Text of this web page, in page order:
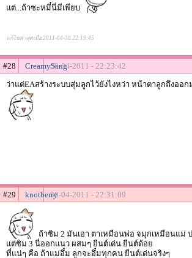
แต่...ถ้าซะหมี๋นี่มีเพียบ
แก้ไขล่าสุดเมื่อ 2011-04-30 22:19:45
#28 CreamySang30-04-2011 - 22:23:42
ว่าแต่EAสร้างระบบสุ่มลูกไว้ยังไงหว่า หน้าตาลูกถึงออ
#29 knotberry30-04-2011 - 22:31:09
ถ้าซิม 2 มันเอา ตาเหมือนพ่อ จมุกเหมือนแม่
แต่ซิม 3 นี่ออกแนว ผสมๆ ยีนต์เด่น ยีนต์ด้อย
ที่แน่ๆ คือ ถ้าแม่อึ๋ม ลูกจะอึ๋มทุกคน ยีนต์เด่นจริงๆ